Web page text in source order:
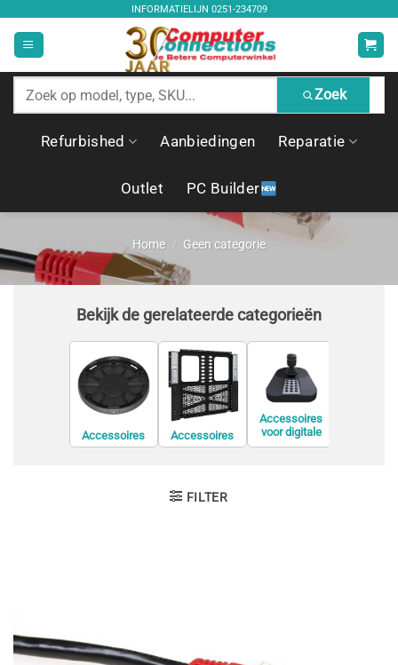
inhoud
INFORMATIELIJN 0251-234709
Zoek
producten
Zoek
Refurbished Aanbiedingen Reparatie
Outlet PC Builder
Home / Geen categorie
Bekijk de gerelateerde categorieën
Accessoires
voor
Accessoires
voor de
rmen
Accessoires
voor digitale
videorecorders
FILTER